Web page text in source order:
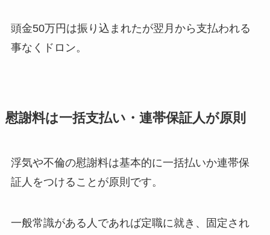
頭金50万円は振り込まれたが翌月から支払われる
事なくドロン。
慰謝料は一括支払い・連帯保証人が原則
浮気や不倫の慰謝料は基本的に一括払いか連帯保
証人をつけることが原則です。
一般常識がある人であれば定職に就き、固定され